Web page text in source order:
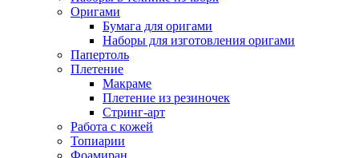
Оригами
Бумага для оригами
Наборы для изготовления оригами
Папертоль
Плетение
Макраме
Плетение из резиночек
Стринг-арт
Работа с кожей
Топиарии
Фоамиран